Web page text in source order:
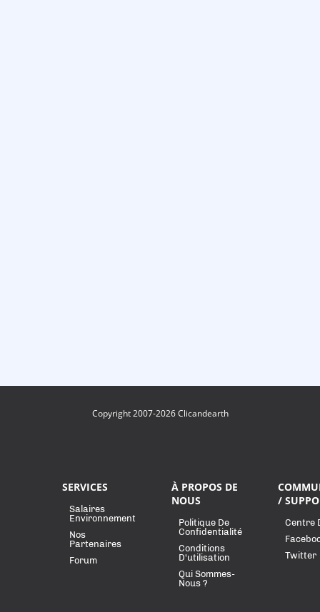
Copyright 2007-2026 Clicandearth
SERVICES
Salaires
Environnement
Nos
Partenaires
Forum
À PROPOS DE
NOUS
Politique De
Confidentialité
Conditions
D'utilisation
Qui Sommes-
Nous ?
/
Centre
Twitter